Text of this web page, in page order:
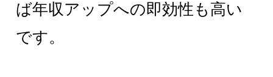
ば年収アップへの即効性も高い
です。